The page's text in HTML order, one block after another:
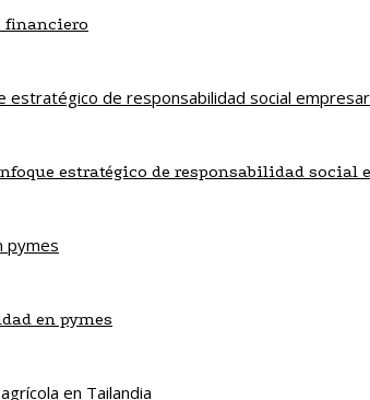
financiero
estratégico de responsabilidad social
en pymes